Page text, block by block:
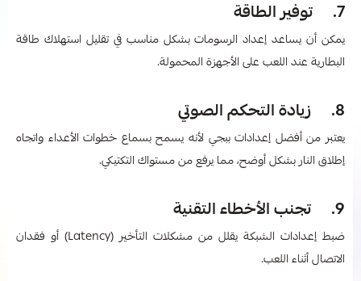
7. توفير الطاقة
يمكن أن يساعد إعداد الرسومات بشكل مناسب في تقليل استهلاك طاقة
البطارية عند اللعب على الأجهزة المحمولة.
8. زيادة التحكم الصوتي
يعتبر من أفضل إعدادات ببجي​ لأنه يسمح بسماع خطوات الأعداء واتجاه
إطلاق النار بشكل أوضح، مما يرفع من مستواك التكتيكي.
9. تجنب الأخطاء التقنية
ضبط إعدادات الشبكة يقلل من مشكلات التأخير (Latency) أو فقدان
الاتصال أثناء اللعب.